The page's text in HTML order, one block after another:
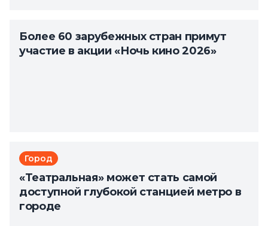
Более 60 зарубежных стран примут
участие в акции «Ночь кино 2026»
Город
«Театральная» может стать самой
доступной глубокой станцией метро в
городе